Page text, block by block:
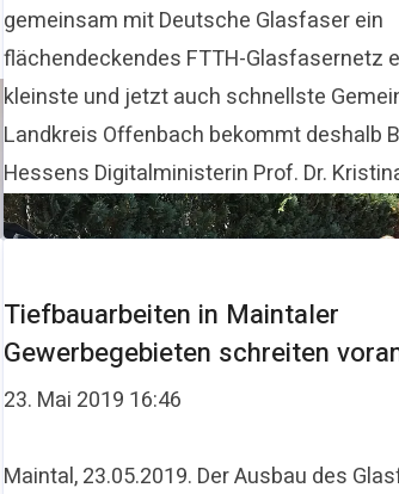
gemeinsam mit Deutsche Glasfaser ein
flächendeckendes FTTH-Glasfasernetz
kleinste und jetzt auch schnellste
Landkreis Offenbach bekommt deshalb
Hessens Digitalministerin Prof. Dr.
Tiefbauarbeiten in Maintaler
Gewerbegebieten schreiten
23. Mai 2019 16:46
Maintal, 23.05.2019. Der Ausbau des